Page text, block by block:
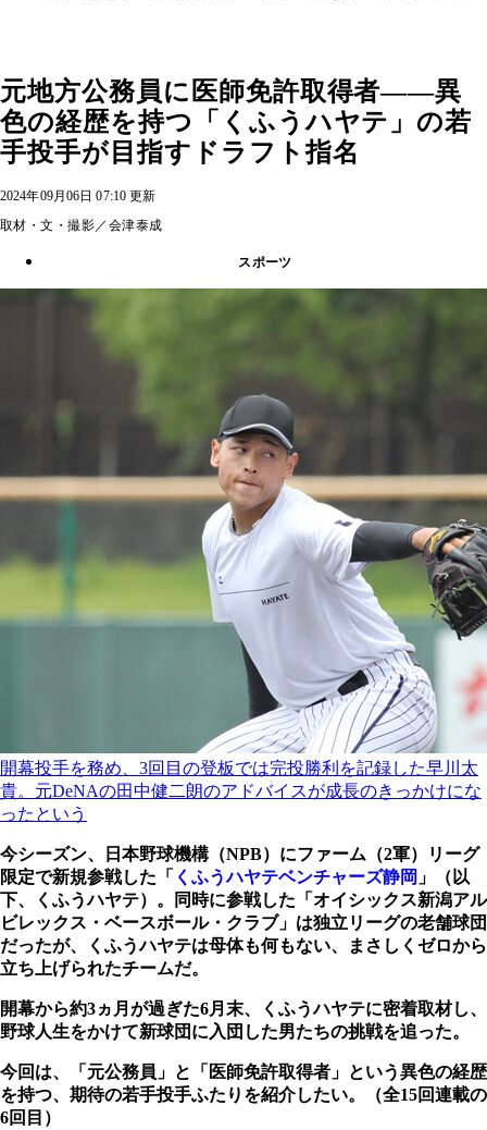
元地方公務員に医師免許取得者――異
色の経歴を持つ「くふうハヤテ」の若
手投手が目指すドラフト指名
2024年09月06日 07:10 更新
取材・文・撮影／会津泰成
スポーツ
開幕投手を務め、3回目の登板では完投勝利を記録した早川太
貴。元DeNAの田中健二朗のアドバイスが成長のきっかけにな
ったという
今シーズン、日本野球機構（NPB）にファーム（2軍）リーグ
限定で新規参戦した「 くふうハヤテベンチャーズ静岡 」（以
下、くふうハヤテ）。同時に参戦した「オイシックス新潟アル
ビレックス・ベースボール・クラブ」は独立リーグの老舗球団
だったが、くふうハヤテは母体も何もない、まさしくゼロから
立ち上げられたチームだ。
開幕から約3ヵ月が過ぎた6月末、くふうハヤテに密着取材し、
野球人生をかけて新球団に入団した男たちの挑戦を追った。
今回は、「元公務員」と「医師免許取得者」という異色の経歴
を持つ、期待の若手投手ふたりを紹介したい。（全15回連載の
6回目）